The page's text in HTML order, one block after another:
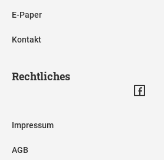
E-Paper
Kontakt
Rechtliches
Impressum
AGB